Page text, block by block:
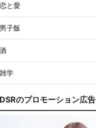
恋と愛
男子飯
酒
雑学
DSRのプロモーション広告